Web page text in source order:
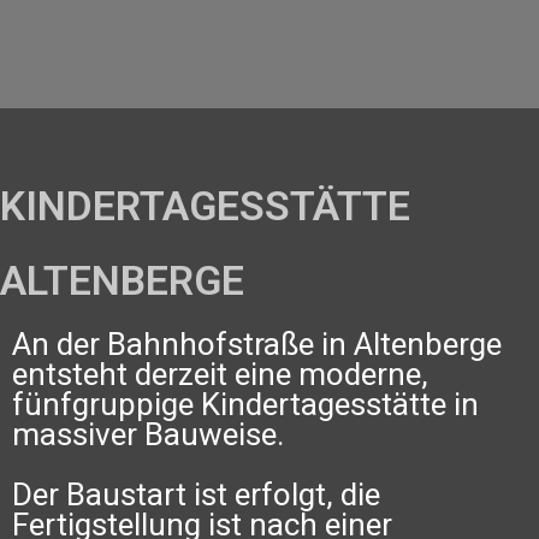
KINDERTAGESSTÄTTE
ALTENBERGE
An der Bahnhofstraße in Altenberge
entsteht derzeit eine moderne,
fünfgruppige Kindertagesstätte in
massiver Bauweise.
Der Baustart ist erfolgt, die
Fertigstellung ist nach einer